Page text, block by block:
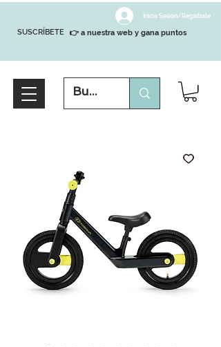
SUSCRÍBETE
Inicia Sesión/Regístrate
👉 a nuestra web y gana puntos